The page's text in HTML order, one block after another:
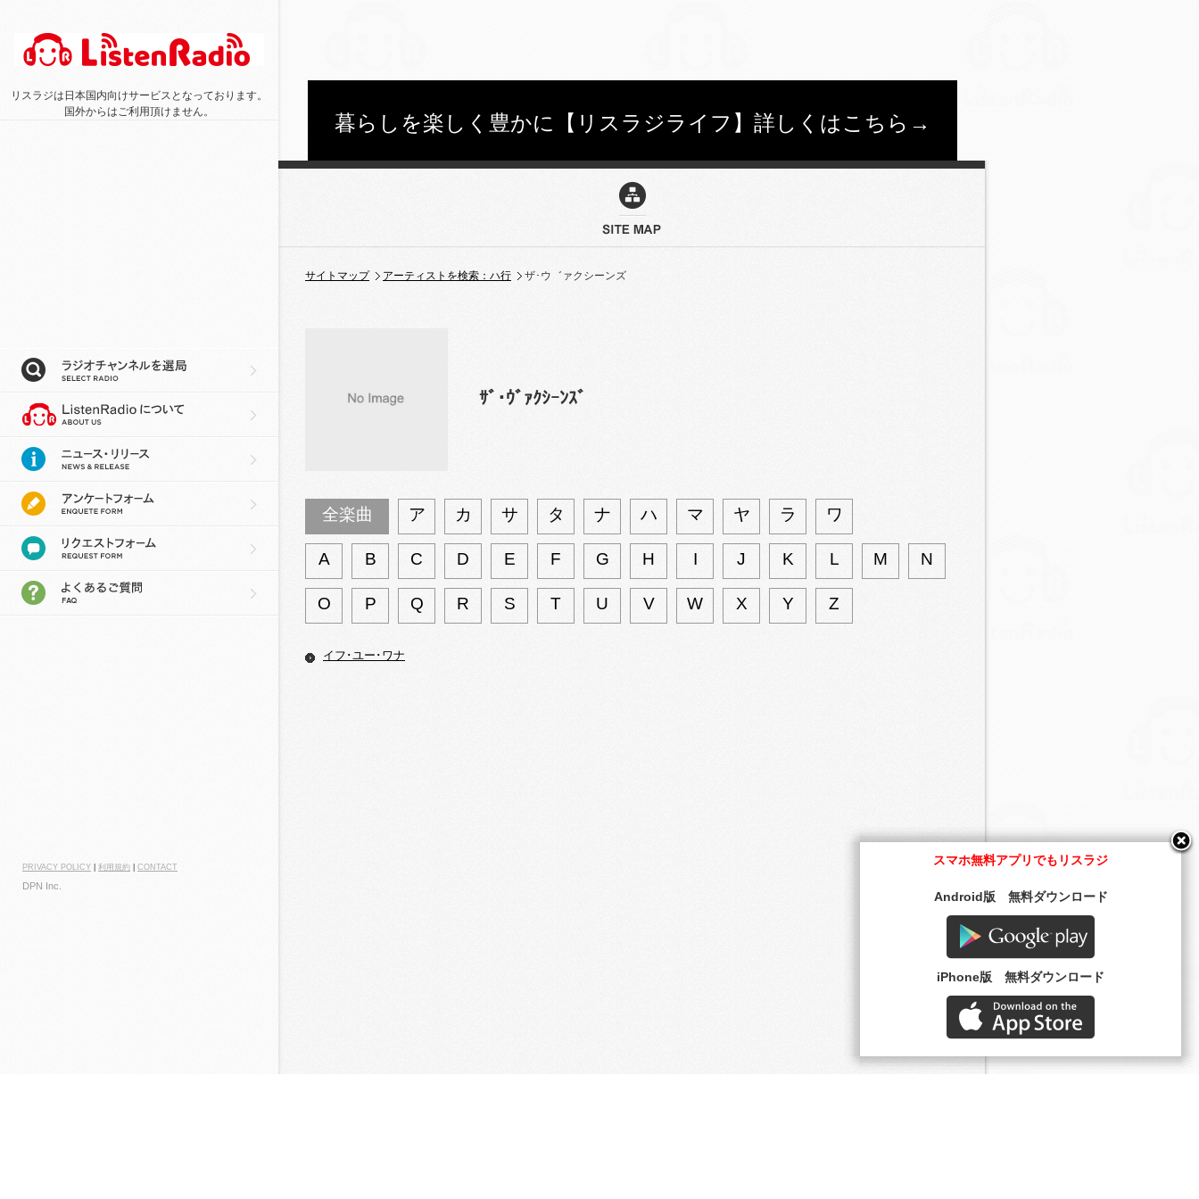
暮らしを楽しく豊かに【リスラジライフ】詳しくはこちら→
リスラジは日本国内向けサービスとなっております。
国外からはご利用頂けません。
PRIVACY POLICY 利用規約 CONTACT
DPN Inc.
サイトマップ アーティストを検索：ハ行 ザ･ウ゛ァクシーンズ
ｻﾞ･ｳﾞｧｸｼｰﾝｽﾞ
全楽曲 ア カ サ タ ナ ハ マ ヤ ラ ワ
A B C D E F G H I J K L M N
O P Q R S T U V W X Y Z
イフ･ユー･ワナ
スマホ無料アプリでもリスラジ
Android版 無料ダウンロード
iPhone版 無料ダウンロード